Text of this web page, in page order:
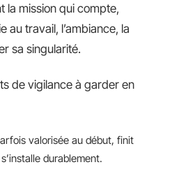
la mission qui compte,
au travail, l’ambiance, la
sa singularité.
de vigilance à garder en
valorisée au début, finit
durablement.